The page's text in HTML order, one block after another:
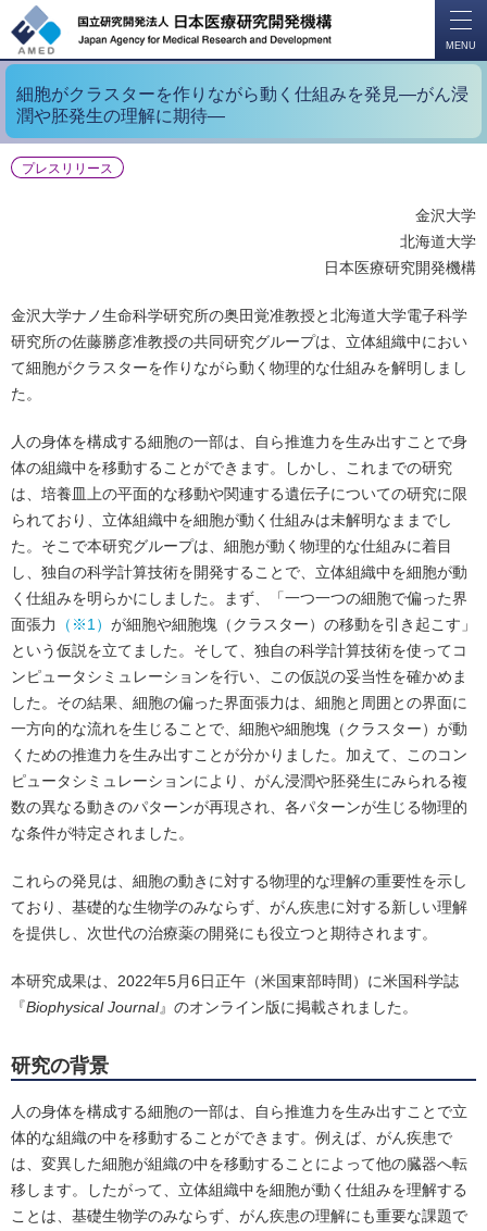
MENU
細胞がクラスターを作りながら動く仕組みを発見―がん浸
潤や胚発生の理解に期待―
プレスリリース
金沢大学
北海道大学
日本医療研究開発機構
金沢大学ナノ生命科学研究所の奥田覚准教授と北海道大学電子科学
研究所の佐藤勝彦准教授の共同研究グループは、立体組織中におい
て細胞がクラスターを作りながら動く物理的な仕組みを解明しまし
た。
人の身体を構成する細胞の一部は、自ら推進力を生み出すことで身
体の組織中を移動することができます。しかし、これまでの研究
は、培養皿上の平面的な移動や関連する遺伝子についての研究に限
られており、立体組織中を細胞が動く仕組みは未解明なままでし
た。そこで本研究グループは、細胞が動く物理的な仕組みに着目
し、独自の科学計算技術を開発することで、立体組織中を細胞が動
く仕組みを明らかにしました。まず、「一つ一つの細胞で偏った界
面張力
（※1） が細胞や細胞塊（クラスター）の移動を引き起こす」
という仮説を立てました。そして、独自の科学計算技術を使ってコ
ンピュータシミュレーションを行い、この仮説の妥当性を確かめま
した。その結果、細胞の偏った界面張力は、細胞と周囲との界面に
一方向的な流れを生じることで、細胞や細胞塊（クラスター）が動
くための推進力を生み出すことが分かりました。加えて、このコン
ピュータシミュレーションにより、がん浸潤や胚発生にみられる複
数の異なる動きのパターンが再現され、各パターンが生じる物理的
な条件が特定されました。
これらの発見は、細胞の動きに対する物理的な理解の重要性を示し
ており、基礎的な生物学のみならず、がん疾患に対する新しい理解
を提供し、次世代の治療薬の開発にも役立つと期待されます。
本研究成果は、2022年5月6日正午（米国東部時間）に米国科学誌
『Biophysical Journal』のオンライン版に掲載されました。
研究の背景
人の身体を構成する細胞の一部は、自ら推進力を生み出すことで立
体的な組織の中を移動することができます。例えば、がん疾患で
は、変異した細胞が組織の中を移動することによって他の臓器へ転
移します。したがって、立体組織中を細胞が動く仕組みを理解する
ことは、基礎生物学のみならず、がん疾患の理解にも重要な課題で